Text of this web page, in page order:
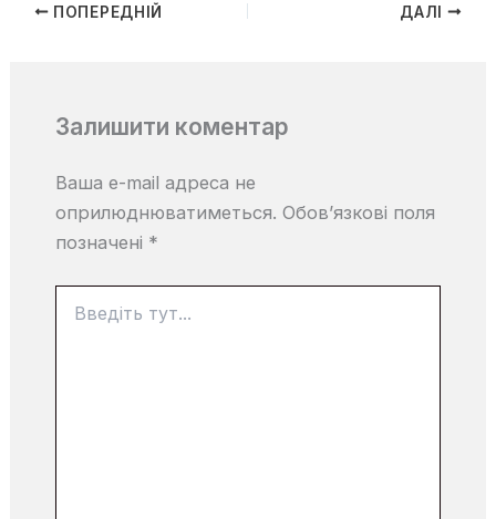
ПОПЕРЕДНІЙ ДАЛІ
Залишити коментар
Ваша e-mail адреса не
оприлюднюватиметься. Обов’язкові поля
позначені *
тут...